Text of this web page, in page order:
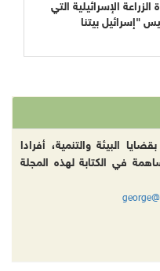
الإسرائيلية التي
البيئة والتنمية، أفرادا
في الكتابة لهذه المجلة